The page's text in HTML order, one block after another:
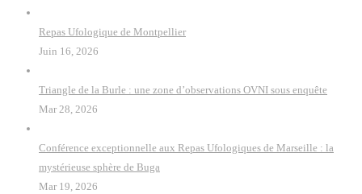
Repas Ufologique de Montpellier
Juin 16, 2026
Triangle de la Burle : une zone d’observations OVNI sous enquête
Mar 28, 2026
Conférence exceptionnelle aux Repas Ufologiques de Marseille : la
mystérieuse sphère de Buga
Mar 19, 2026